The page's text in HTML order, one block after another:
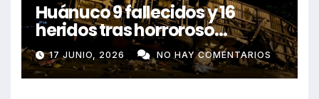
Huánuco 9 fallecidos y 16
heridos tras horroroso
despiste de bus Real Chancas
que impactó contra vivienda
17 JUNIO, 2026 NO HAY COMENTARIOS